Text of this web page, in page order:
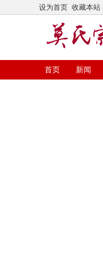
设为首页 收藏本站
首页 新闻